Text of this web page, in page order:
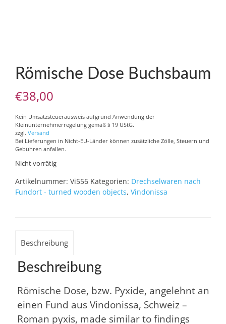
Römische Dose Buchsbaum
€38,00
Kein Umsatzsteuerausweis aufgrund Anwendung der
Kleinunternehmerregelung gemäß § 19 UStG.
zzgl. Versand
Bei Lieferungen in Nicht-EU-Länder können zusätzliche Zölle, Steuern und
Gebühren anfallen.
Nicht vorrätig
Artikelnummer: Vi556 Kategorien: Drechselwaren nach
Fundort - turned wooden objects, Vindonissa
Beschreibung
Beschreibung
Römische Dose, bzw. Pyxide, angelehnt an
einen Fund aus Vindonissa, Schweiz –
Roman pyxis, made similar to findings